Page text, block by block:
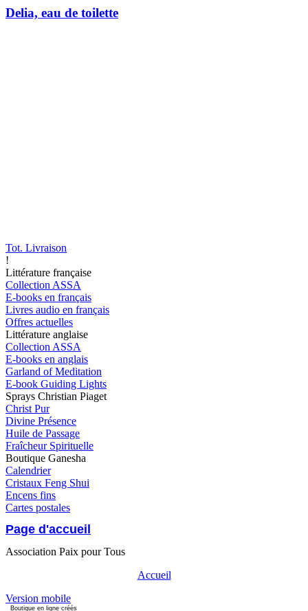
Delia, eau de toilette
Tot. Livraison
!
Littérature française
Collection ASSA
E-books en français
Livres audio en français
Offres actuelles
Littérature anglaise
Collection ASSA
E-books en anglais
Garland of Meditation
E-book Guiding Lights
Sprays Christian Piaget
Christ Pur
Divine Présence
Huile de Passage
Fraîcheur Spirituelle
Boutique Ganesha
Calendrier
Cristaux Feng Shui
Encens fins
Cartes postales
Page d'accueil
Association Paix pour Tous
Accueil
Version mobile
Boutique en ligne créés